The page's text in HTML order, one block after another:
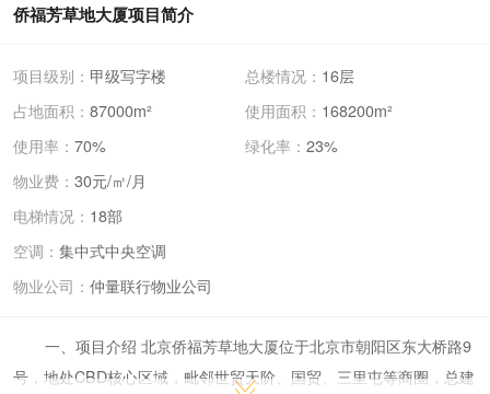
侨福芳草地大厦项目简介
项目级别： 甲级写字楼 总楼情况： 16层
占地面积： 87000m² 使用面积： 168200m²
使用率： 70% 绿化率： 23%
物业费： 30元/㎡/月
电梯情况： 18部
空调： 集中式中央空调
物业公司： 仲量联行物业公司
一、项目介绍 北京侨福芳草地大厦位于北京市朝阳区东大桥路9
号，地处CBD核心区域，毗邻世贸天阶、国贸、三里屯等商圈，总建